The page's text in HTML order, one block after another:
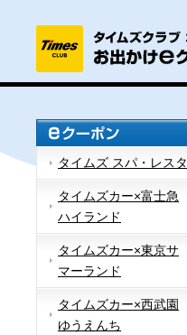
タイムズ スパ・レスタ
タイムズカー×富士急
ハイランド
タイムズカー×東京サ
マーランド
タイムズカー×西武園
ゆうえんち